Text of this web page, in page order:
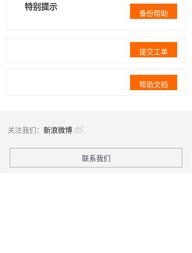
特别提示
备份帮助
提交工单
帮助文档